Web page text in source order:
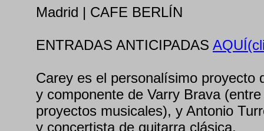
Madrid | CAFE BERLÍN
ENTRADAS ANTICIPADAS
Carey es el personalísimo proyecto
y componente de Varry Brava
proyectos musicales), y Antonio
y concertista de guitarra clásica.